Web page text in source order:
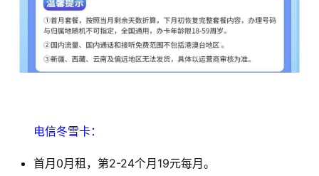
电信冬雪卡：
首月0月租，第2-24个月19元每月。